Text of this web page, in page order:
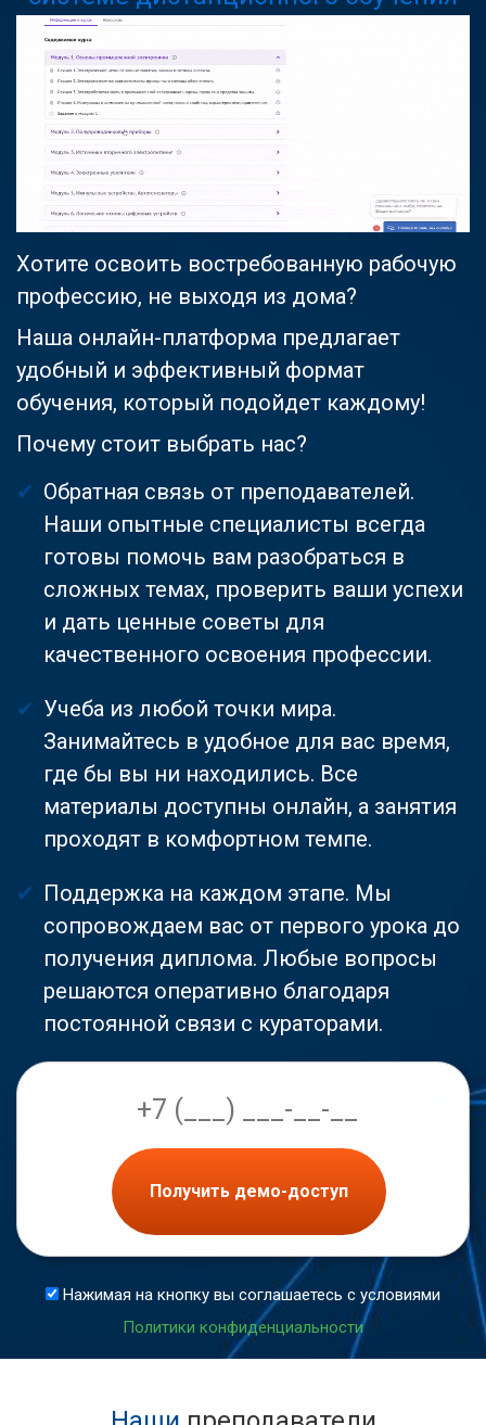
Хотите освоить востребованную рабочую
профессию, не выходя из дома?
Наша онлайн-платформа предлагает
удобный и эффективный формат
обучения, который подойдет каждому!
Почему стоит выбрать нас?
Обратная связь от преподавателей.
Наши опытные специалисты всегда
готовы помочь вам разобраться в
сложных темах, проверить ваши успехи
и дать ценные советы для
качественного освоения профессии.
Учеба из любой точки мира.
Занимайтесь в удобное для вас время,
где бы вы ни находились. Все
материалы доступны онлайн, а занятия
проходят в комфортном темпе.
Поддержка на каждом этапе. Мы
сопровождаем вас от первого урока до
получения диплома. Любые вопросы
решаются оперативно благодаря
постоянной связи с кураторами.
Получить демо-доступ
Нажимая на кнопку вы соглашаетесь с условиями
Политики конфиденциальности